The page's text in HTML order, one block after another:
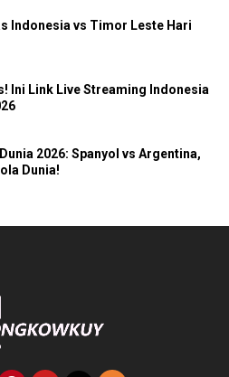
Indonesia vs Timor Leste Hari
Ini Link Live Streaming Indonesia
2026: Spanyol vs Argentina,
Dunia!